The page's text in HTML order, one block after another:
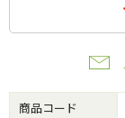
商品コード